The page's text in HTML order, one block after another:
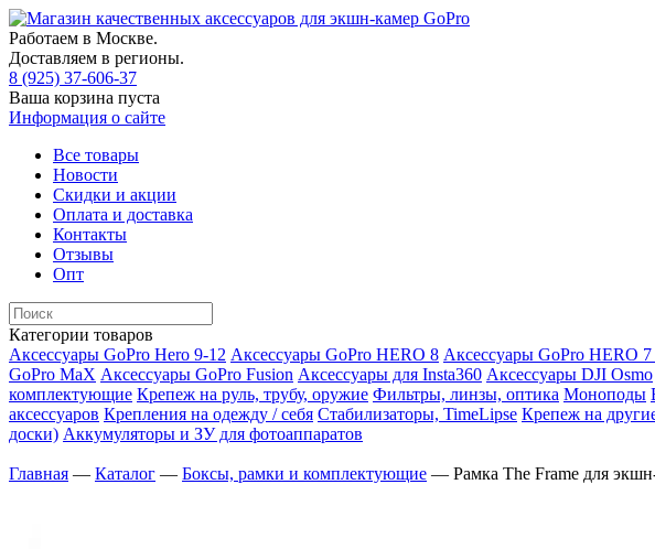
Работаем в Москве.
Доставляем в регионы.
8 (925) 37-606-37
Ваша корзина пуста
Информация о сайте
Все товары
Новости
Скидки и акции
Оплата и доставка
Контакты
Отзывы
Опт
Категории товаров
Аксессуары GoPro Hero 9-12 Аксессуары GoPro HERO 8 Аксессуары GoPro HERO 7
GoPro MaX Аксессуары GoPro Fusion Аксессуары для Insta360 Аксессуары DJI Osmo
комплектующие Крепеж на руль, трубу, оружие Фильтры, линзы, оптика Моноподы
аксессуаров Крепления на одежду / себя Cтабилизаторы, TimeLipse Крепеж на
доски) Аккумуляторы и ЗУ для фотоаппаратов
Главная — Каталог — Боксы, рамки и комплектующие — Рамка The Frame для